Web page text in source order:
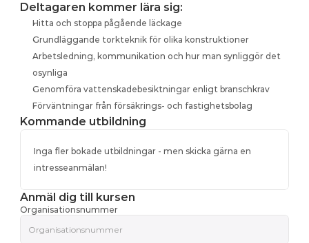
Deltagaren kommer lära sig:
Hitta och stoppa pågående läckage
Grundläggande torkteknik för olika konstruktioner
Arbetsledning, kommunikation och hur man synliggör det
osynliga
Genomföra vattenskadebesiktningar enligt branschkrav
Förväntningar från försäkrings- och fastighetsbolag
Anmäl dig till kursen
Organisationsnummer
Kommande utbildning
Inga fler bokade utbildningar - men skicka gärna en
intresseanmälan!